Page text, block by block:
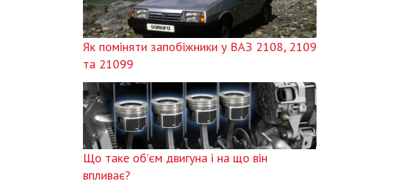
Як поміняти запобіжники у ВАЗ 2108, 2109
та 21099
Що таке об’єм двигуна і на що він
впливає?